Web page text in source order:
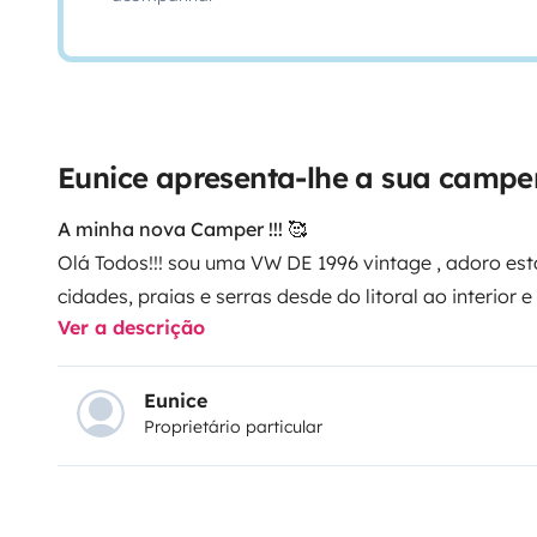
Eunice apresenta-lhe a sua
A minha nova Camper !!! 🥰
Olá Todos!!! sou uma VW DE 1996 vintage , adoro
cidades, praias e serras desde do litoral ao interior
com - 2 Paineis Solares, Ficha 220 V, Rádio com
USB, cama de casal com 1,90m comprimento e por
Chuveiro Portátil com Cabine, Geleira, mesa
realizador e Cadeiras, Fogão a Gás, KIT de loiça,
toalhas, mesa exterior com 4 bancos e 2 cadeiras
Ver a descrição
Eunice
Proprietário particular